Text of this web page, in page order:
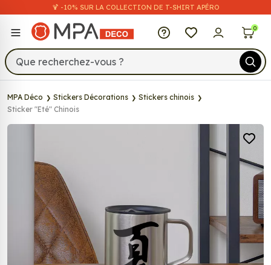
🍹 -10% SUR LA COLLECTION DE T-SHIRT APÉRO
MPA Déco 0
MPA Déco Stickers Décorations
Stickers chinois
Sticker "Eté" Chinois